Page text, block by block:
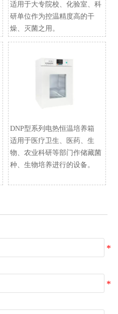
适用于大专院校、化验室、科
研单位作为控温精度高的干
燥、灭菌之用。
​DNP型系列电热恒温培养箱
适用于医疗卫生、医药、生
物、农业科研等部门作储藏菌
种、生物培养进行的设备。